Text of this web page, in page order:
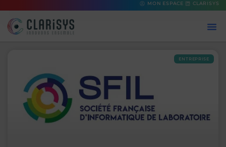
MON ESPACE CLARISYS
ENTREPRISE